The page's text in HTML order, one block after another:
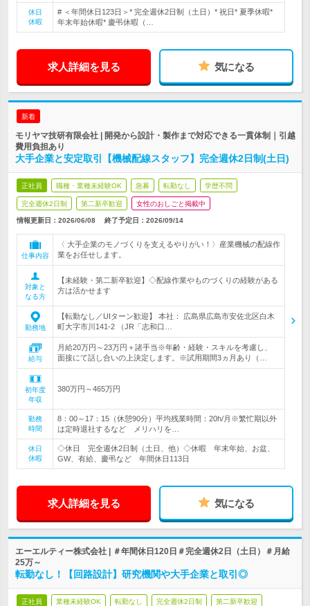
休日
休暇
# ＜年間休日123日＞* 完全週休2日制（土日）* 祝日* 夏季休暇*
年末年始休暇* 慶弔休暇（…
求人詳細を見る 気になる
新着
モリヤマ技研有限会社 | 開発から設計・製作まで対応できる一貫体制｜引越
費用負担あり
大手企業と安定取引【機械配線スタッフ】完全週休2日制(土日)
正社員 職種・業種未経験OK 急募 転勤なし 学歴不問
完全週休2日制 第二新卒歓迎 女性のおしごと掲載中
情報更新日：2026/06/08 終了予定日： 2026/09/14
仕事内容
〈 大手企業のモノづくりを支えるやりがい！〉産業機械の配線作
業をお任せします。
対象と
なる方
【未経験・第二新卒歓迎】◇配線作業やものづくりの経験がある
方は活かせます
勤務地
【転勤なし／UIターン歓迎】 本社： 広島県広島市安佐北区白木
町大字市川141-2 （JR「志和口…
給与
月給20万円～23万円＋諸手当※年齢・経験・スキルを考慮し、
面接にて話し合いの上決定します。※試用期間3ヵ月あり（…
初年度
年収
380万円～465万円
勤務
時間
8：00～17：15（休憩90分）平均残業時間：20h/月※繁忙期以外
は定時退社するなど メリハリを…
休日
休暇
◇休日 完全週休2日制（土日、他）◇休暇 年末年始、お盆、
GW、有給、慶弔など 年間休日113日
求人詳細を見る 気になる
エーエルティー株式会社 | ＃年間休日120日＃完全週休2日（土日）＃月給
25万～
転勤なし！【回路設計】研究機関や大手企業と取引◎
正社員 業種未経験OK 転勤なし 完全週休2日制 第二新卒歓迎